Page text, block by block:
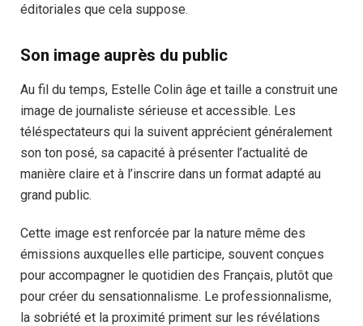
éditoriales que cela suppose.
Son image auprès du public
Au fil du temps, Estelle Colin âge et taille a construit une
image de journaliste sérieuse et accessible. Les
téléspectateurs qui la suivent apprécient généralement
son ton posé, sa capacité à présenter l’actualité de
manière claire et à l’inscrire dans un format adapté au
grand public.
Cette image est renforcée par la nature même des
émissions auxquelles elle participe, souvent conçues
pour accompagner le quotidien des Français, plutôt que
pour créer du sensationnalisme. Le professionnalisme,
la sobriété et la proximité priment sur les révélations